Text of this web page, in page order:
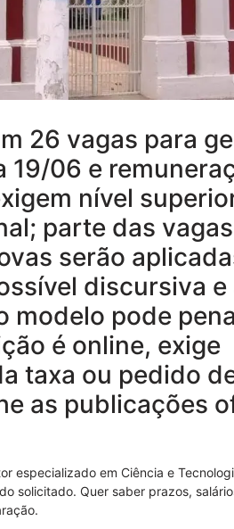
26 vagas para
19/06 e
nível
parte das
serão
discursiva e
modelo pode
é online, exige
taxa ou pedido
as publicações
especializado em Ciência e
solicitado. Quer saber prazos,